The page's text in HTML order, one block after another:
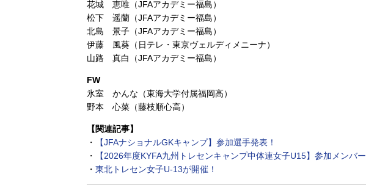
花城 恵唯（JFAアカデミー福島）
松下 遥蘭（JFAアカデミー福島）
北島 景子（JFAアカデミー福島）
伊藤 風葵（日テレ・東京ヴェルディメニーナ）
山路 真白（JFAアカデミー福島）
FW
氷室 かんな（東海大学付属福岡高）
野本 心菜（藤枝順心高）
【関連記事】
・
【JFAナショナルGKキャンプ】参加選手発表！
・
【2026年度KYFA九州トレセンキャンプ中体連女子U15】参加メンバー
・ 東北トレセン女子U-13が開催！